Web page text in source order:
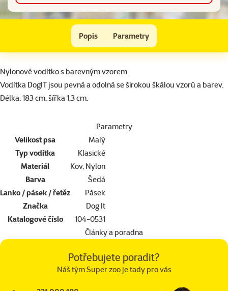
Vodítko DOG IT Geomet šedo - černé S
Popis Parametry
Na začátek stránky
superzoo.product.detail.content
Nylonové vodítko s barevným vzorem.
Vodítka DogIT jsou pevná a odolná se širokou škálou vzorů a barev.
Délka: 183 cm, šířka 1,3 cm.
Parametry
Velikost psa
Malý
Typ vodítka
Klasické
Materiál
Kov, Nylon
Barva
Šedá
Lanko / pásek / řetěz
Pásek
Značka
Dog It
Katalogové číslo
104-0531
Články a poradna
Potřebujete poradit?
Náš tým Super zoo je tady pro vás